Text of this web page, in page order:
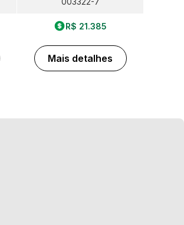
R$ 21.385
Mais detalhes